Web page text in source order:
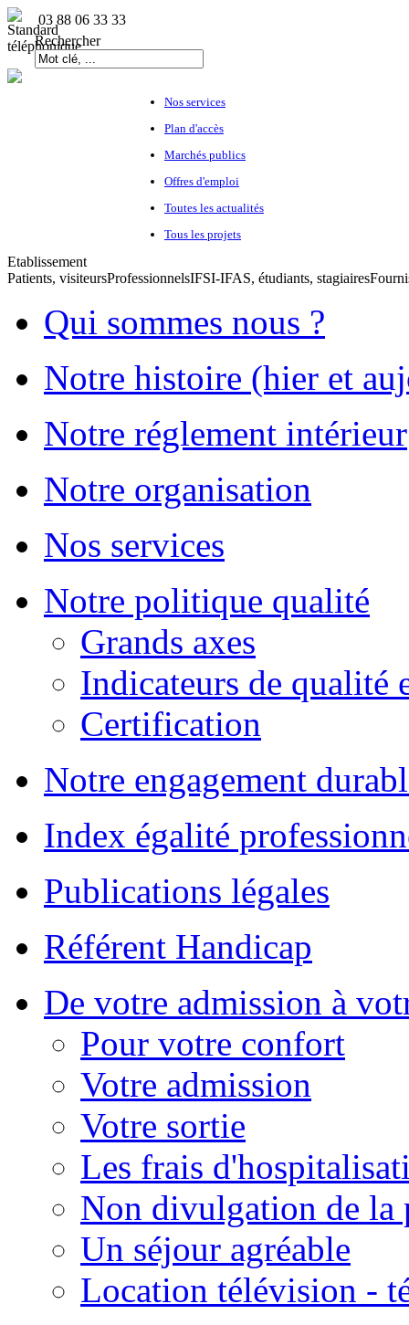
03 88 06 33 33
Rechercher
Nos services
Plan d'accès
Marchés publics
Offres d'emploi
Toutes les actualités
Tous les projets
Etablissement
Patients, visiteursProfessionnelsIFSI-IFAS, étudiants, stagiaires
Qui sommes nous ?
Notre histoire (hier et
Notre réglement intérieur
Notre organisation
Nos services
Notre politique qualité
Grands axes
Indicateurs de qualité
Certification
Notre engagement
Index égalité
Publications légales
Référent Handicap
De votre admission à
Pour votre confort
Votre admission
Votre sortie
Les frais
Non divulgation de la
Un séjour agréable
Location télévision -